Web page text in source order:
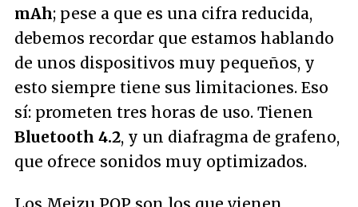
mAh; pese a que es una cifra reducida,
debemos recordar que estamos hablando
de unos dispositivos muy pequeños, y
esto siempre tiene sus limitaciones. Eso
sí: prometen tres horas de uso. Tienen
Bluetooth 4.2, y un diafragma de grafeno,
que ofrece sonidos muy optimizados.